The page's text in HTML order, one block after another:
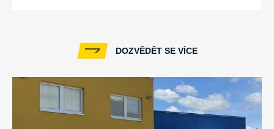
DOZVĚDĚT SE VÍCE